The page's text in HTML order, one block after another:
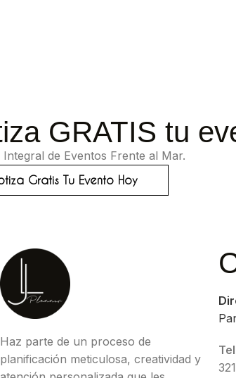
GRATIS tu
Integral de Eventos Frente al Mar.
Gratis Tu Evento Hoy
Haz parte de un proceso de
planificación meticulosa, creatividad y